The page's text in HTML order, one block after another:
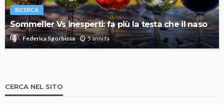
RICERCA
Sommelier Vs inesperti: fa più la testa che il naso
Federica Sgorbissa 5 anni fa
CERCA NEL SITO